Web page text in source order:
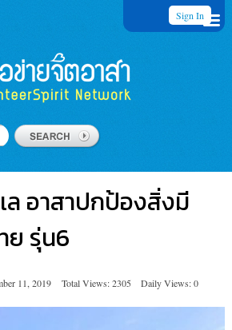
Sign In
ล อาสาปกป้องสิ่งมี
ย รุ่น6
11, 2019 Total Views: 2305
Daily Views: 0